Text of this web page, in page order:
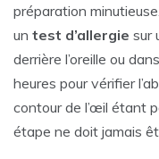
préparation
un test d’allergie sur
derrière l’oreille ou
heures pour vérifier
contour de l’œil étant
étape ne doit jamais